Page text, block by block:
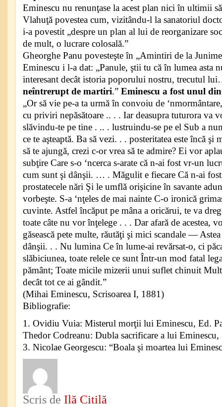
Eminescu nu renunţase la acest plan nici în ultimii
Vlahuţă povestea cum, vizitându-l la sanatoriul
i-a povestit „despre un plan al lui de reorganizare
de mult, o lucrare colosală.”
Gheorghe Panu povesteşte în „Amintiri de la
Eminescu i l-a dat: „Panule, ştii tu că în lumea asta
interesant decât istoria poporului nostru, trecutul
neîntrerupt de martiri.” Eminescu a fost unul
„Or să vie pe-a ta urmă în convoiu de
cu priviri nepăsătoare .. . . Iar deasupra tuturora va
slăvindu-te pe tine . .. . lustruindu-se pe el Sub a
ce te aşteaptă. Ba să vezi. . . posteritatea este încă şi
să te ajungă, crezi c-or vrea să te admire? Ei vor
subţire Care s-o ‘ncerca s-arate că n-ai fost vr-un
cum sunt şi dânşii. … . Măgulit e fiecare Că n-ai
prostatecele nări Şi le umflă orişicine în savante
vorbeşte. S-a ‘nţeles de mai nainte C-o ironică
cuvinte. Astfel încăput pe mâna a oricărui, te va
toate câte nu vor înţelege . . . Dar afară de acestea,
găsească pete multe, răutăţi şi mici scandale —
dânşii. . . Nu lumina Ce în lume-ai revărsat-o, ci
slăbiciunea, toate relele ce sunt Într-un mod fatal
pământ; Toate micile mizerii unui suflet chinuit
decât tot ce ai gândit.”
(Mihai Eminescu, Scrisoarea I, 1881)
Bibliografie:
1. Ovidiu Vuia: Misterul morţii lui Eminescu, Ed.
Thedor Codreanu: Dubla sacrificare a lui
3. Nicolae Georgescu: “Boala şi moartea lui
Scris de Ilă Citilă